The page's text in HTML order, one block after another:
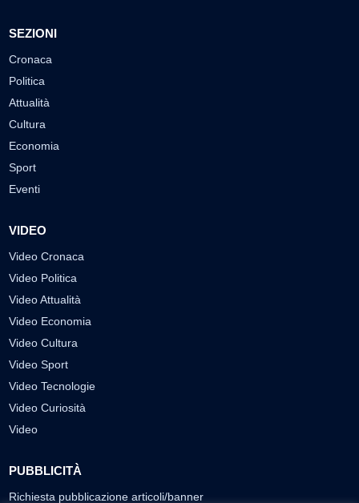
SEZIONI
Cronaca
Politica
Attualità
Cultura
Economia
Sport
Eventi
VIDEO
Video Cronaca
Video Politica
Video Attualità
Video Economia
Video Cultura
Video Sport
Video Tecnologie
Video Curiosità
Video
PUBBLICITÀ
Richiesta pubblicazione articoli/banner